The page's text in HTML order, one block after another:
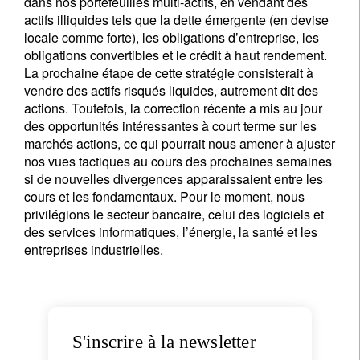
actifs illiquides tels que la dette émergente (en devise
locale comme forte), les obligations d’entreprise, les
obligations convertibles et le crédit à haut rendement.
La prochaine étape de cette stratégie consisterait à
vendre des actifs risqués liquides, autrement dit des
actions. Toutefois, la correction récente a mis au jour
des opportunités intéressantes à court terme sur les
marchés actions, ce qui pourrait nous amener à ajuster
nos vues tactiques au cours des prochaines semaines
si de nouvelles divergences apparaissaient entre les
cours et les fondamentaux. Pour le moment, nous
privilégions le secteur bancaire, celui des logiciels et
des services informatiques, l’énergie, la santé et les
entreprises industrielles.
S'inscrire à la newsletter